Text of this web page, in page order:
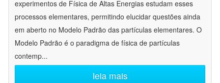
experimentos de Física de Altas Energias estudam esses
processos elementares, permitindo elucidar questões ainda
em aberto no Modelo Padrão das partículas elementares. O
Modelo Padrão é o paradigma de física de partículas
contemp...
leia mais